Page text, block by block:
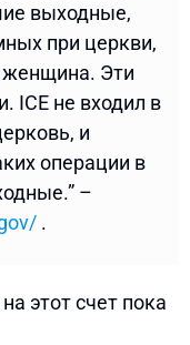
выходные,
при церкви,
женщина. Эти
ICE не входил в
и
операции в
–
.
этот счет пока